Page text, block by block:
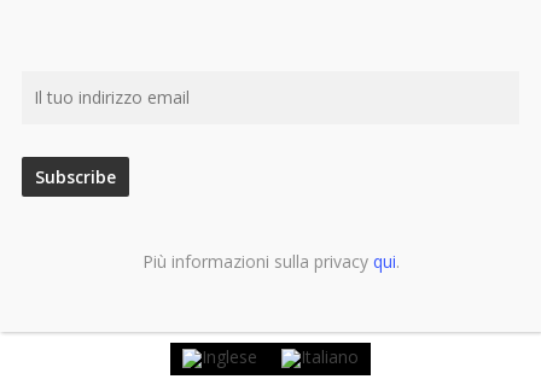
Più informazioni sulla privacy qui.